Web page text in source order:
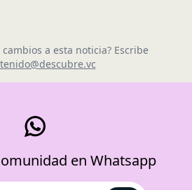
a esta noticia? Escribe
en Whatsapp